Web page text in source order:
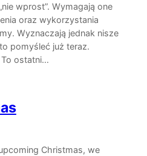
wprost”. Wymagają one
oraz wykorzystania
Wyznaczają jednak nisze
pomyśleć już teraz.
ostatni…
Christmas, we